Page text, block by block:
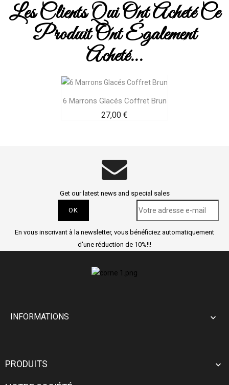
Les Clients Qui Ont Acheté Ce
Produit Ont Également
Acheté...
6 Marrons Glacés Coffret Brun
27,00 €
Get our latest news and special sales
En vous inscrivant à la newsletter, vous bénéficiez automatiquement
d'une réduction de 10%!!!
INFORMATIONS 
PRODUITS 